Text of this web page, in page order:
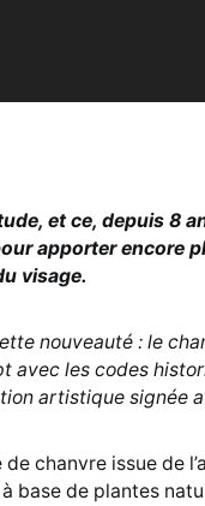
et ce, depuis 8
apporter encore
visage.
nouveauté : le
avec les codes
artistique signée
chanvre issue de
base de plantes